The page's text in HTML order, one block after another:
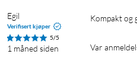
Egil
Verifisert kjøper
5/5
1 måned siden
Kompakt og
Var